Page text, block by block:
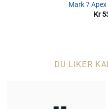
Mark 7
Kr
DU LIKER